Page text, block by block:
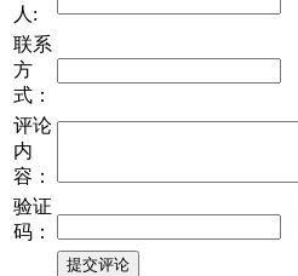
人:
联系
方
式：
评论
内
容：
验证
码：